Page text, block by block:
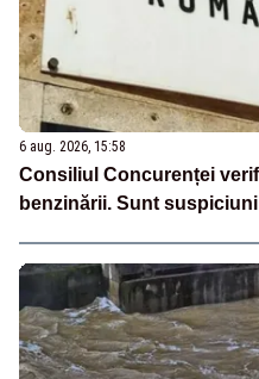
6 aug. 2026, 15:58
Consiliul Concurenței
benzinării. Sunt